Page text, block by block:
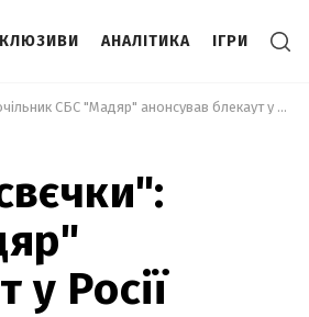
АНАЛІТИКА ІГРИ
"Спічкі, фонарікі, свєчки": очільник СБС "Мадяр" анонсував блекаут у Росії
у Росії